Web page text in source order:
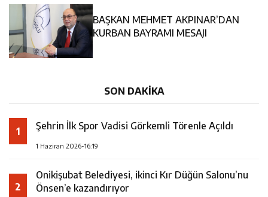
13:28 Yedi Güzel Adam Kütüphanesi ve Deneyim Müzesi
16:19 Şehrin İlk Spor Vadisi Görkemli Törenle Açıldı
BAŞKAN MEHMET AKPINAR’DAN
KURBAN BAYRAMI MESAJI
SON DAKİKA
1 Şehrin İlk Spor Vadisi Görkemli Törenle Açıldı
1 Haziran 2026-16:19
2
Onikişubat Belediyesi, ikinci Kır Düğün Salonu’nu
Önsen’e kazandırıyor